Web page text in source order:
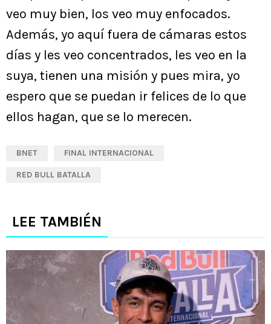
veo muy bien, los veo muy enfocados.
Además, yo aquí fuera de cámaras estos
días y les veo concentrados, les veo en la
suya, tienen una misión y pues mira, yo
espero que se puedan ir felices de lo que
ellos hagan, que se lo merecen.
BNET FINAL INTERNACIONAL
RED BULL BATALLA
LEE TAMBIÉN